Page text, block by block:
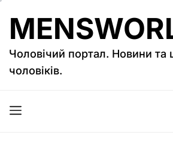
до
вмісту
Чоловічий портал. Новини та
чоловіків.